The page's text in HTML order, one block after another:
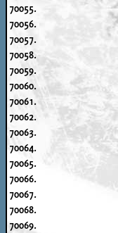
70055.
70056.
70057.
70058.
70059.
70060.
70061.
70062.
70063.
70064.
70065.
70066.
70067.
70068.
70069.